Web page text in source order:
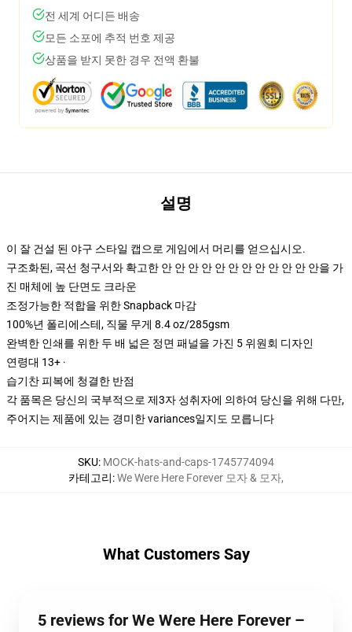
전 세계 어디든 배송
모든 소포에 추적 번호 제공
상품을 받지 못한 경우 전액 환불
설명
이 잘 건설 된 야구 스타일 캡으로 게임에서 머리를 얻으십시오.
구조화된, 곡선 청구서와 확고한 안 안 안 안 안 안 안 안 안 안 안 안을 가
진 매체에 높 단면도 크라운
조정가능한 적합을 위한 Snapback 마감
100%년 폴리에스테, 직물 무게 8.4 oz/285gsm
완벽한 인쇄를 위한 두 배 넓은 정면 패널을 가진 5 위원회 디자인
연령대 13+ ·
습기찬 피복에 청결한 반점
각 품목은 당신의 국부적으로 제3자 성취자에 의하여 당신을 위해 다만,
주어지는 제품에 있는 경미한 variances일지도 모릅니다
SKU: MOCK-hats-and-caps-1745774094
카테고리:We Were Here Forever 모자 & 모자,
What Customers Say
5 reviews for We Were Here Forever –